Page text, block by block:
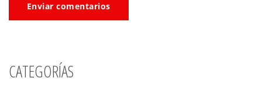
Enviar comentarios
CATEGORÍAS